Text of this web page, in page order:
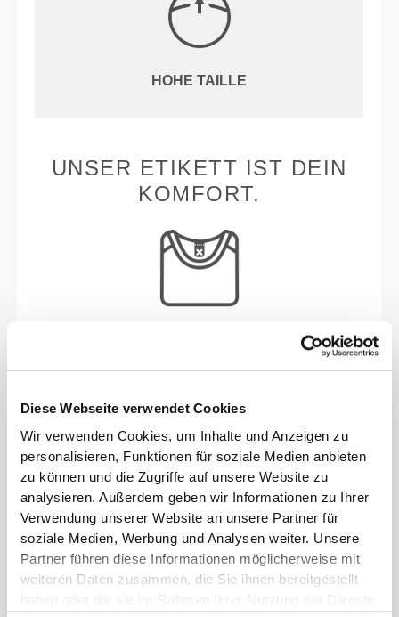
Diese Webseite verwendet Cookies
Wir verwenden Cookies, um Inhalte und Anzeigen zu
personalisieren, Funktionen für soziale Medien anbieten
zu können und die Zugriffe auf unsere Website zu
analysieren. Außerdem geben wir Informationen zu Ihrer
Verwendung unserer Website an unsere Partner für
soziale Medien, Werbung und Analysen weiter. Unsere
Partner führen diese Informationen möglicherweise mit
weiteren Daten zusammen, die Sie ihnen bereitgestellt
HOHE TAILLE
UNSER ETIKETT IST DEIN
KOMFORT.
Unsere Kleidung steht für Komfort. Unsere
Eindruck auf unsere Kleidung: auf die nahtlose
Freiheit! Ohne eingenähtes Etikett wird das Tragen
von Kleidung noch bequemer, da es zu keinen
Hautreizungen kommt.
TIPP ZUR PASSFORM